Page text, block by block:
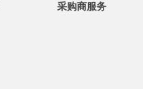
采购商服务